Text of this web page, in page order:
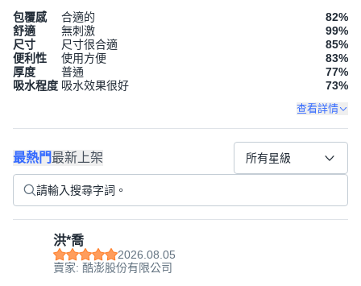
包覆感 合適的 82%
舒適
無刺激 99%
尺寸
尺寸很合適 85%
便利性
使用方便 83%
厚度
普通 77%
吸水程度 吸水效果很好 73%
查看詳情
最熱門最新上架 所有星級
洪*喬
2026.08.05
賣家: 酷澎股份有限公司